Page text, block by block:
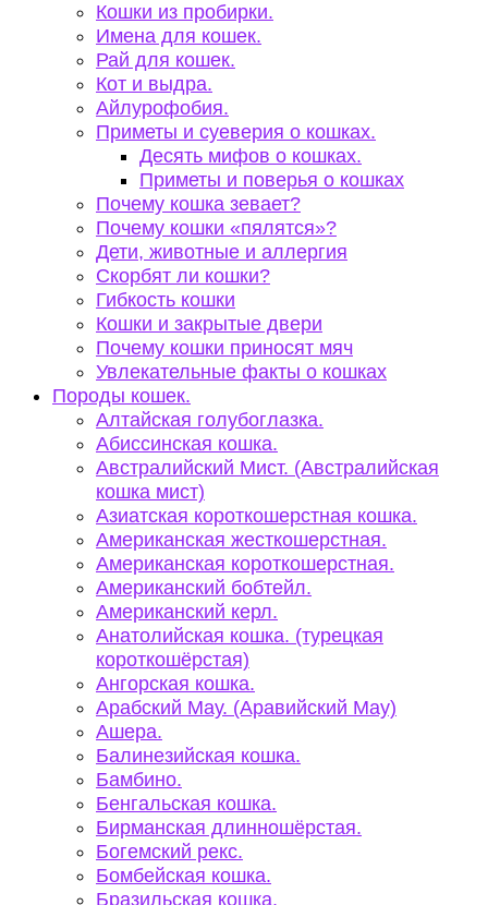
Кошки из пробирки.
Имена для кошек.
Рай для кошек.
Кот и выдра.
Айлурофобия.
Приметы и суеверия о кошках.
Десять мифов о кошках.
Приметы и поверья о кошках
Почему кошка зевает?
Почему кошки «пялятся»?
Дети, животные и аллергия
Скорбят ли кошки?
Гибкость кошки
Кошки и закрытые двери
Почему кошки приносят мяч
Увлекательные факты о кошках
Породы кошек.
Алтайская голубоглазка.
Абиссинская кошка.
Австралийский Мист. (Австралийская
кошка мист)
Азиатская короткошерстная кошка.
Американская жесткошерстная.
Американская короткошерстная.
Американский бобтейл.
Американский керл.
Анатолийская кошка. (турецкая
короткошёрстая)
Ангорская кошка.
Арабский Мау. (Аравийский Мау)
Ашера.
Балинезийская кошка.
Бамбино.
Бенгальская кошка.
Бирманская длинношёрстая.
Богемский рекс.
Бомбейская кошка.
Бразильская кошка.